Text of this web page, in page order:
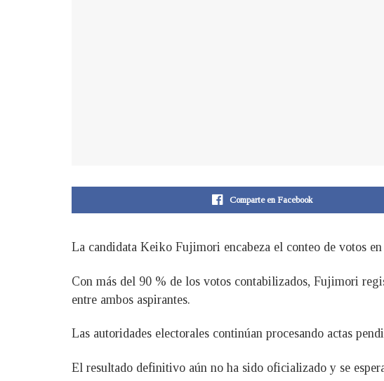
Comparte en Facebook
La candidata Keiko Fujimori encabeza el conteo de votos
Con más del 90 % de los votos contabilizados, Fujimori
entre ambos aspirantes.
Las autoridades electorales continúan procesando actas
El resultado definitivo aún no ha sido oficializado y se